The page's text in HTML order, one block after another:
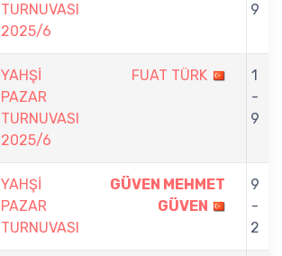
TURNUVASI
2025/6
9
YAHŞİ
PAZAR
TURNUVASI
2025/6
FUAT TÜRK
1
-
9
YAHŞİ
PAZAR
TURNUVASI
GÜVEN MEHMET
GÜVEN
9
-
2